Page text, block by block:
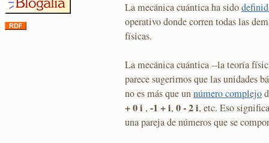
La mecánica cuántica ha sido
operativo donde corren todas las
físicas.
La mecánica cuántica --la teoría
parece sugerirnos que las unidades
no es más que unnúmero complejo
+ 0 i , -1 + i, 0 - 2 i, etc. Eso
una pareja de números que se